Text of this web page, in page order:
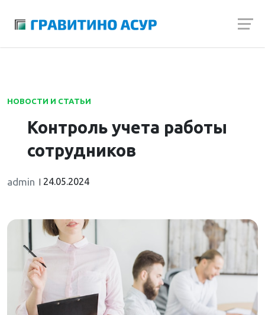
НОВОСТИ И СТАТЬИ
Контроль учета работы
сотрудников
admin 24.05.2024